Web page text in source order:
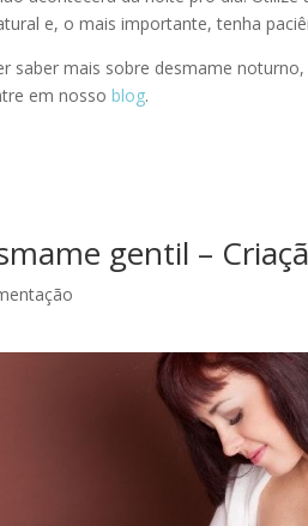
e, o mais importante, tenha
saber mais sobre desmame noturno,
em nosso blog.
gentil –